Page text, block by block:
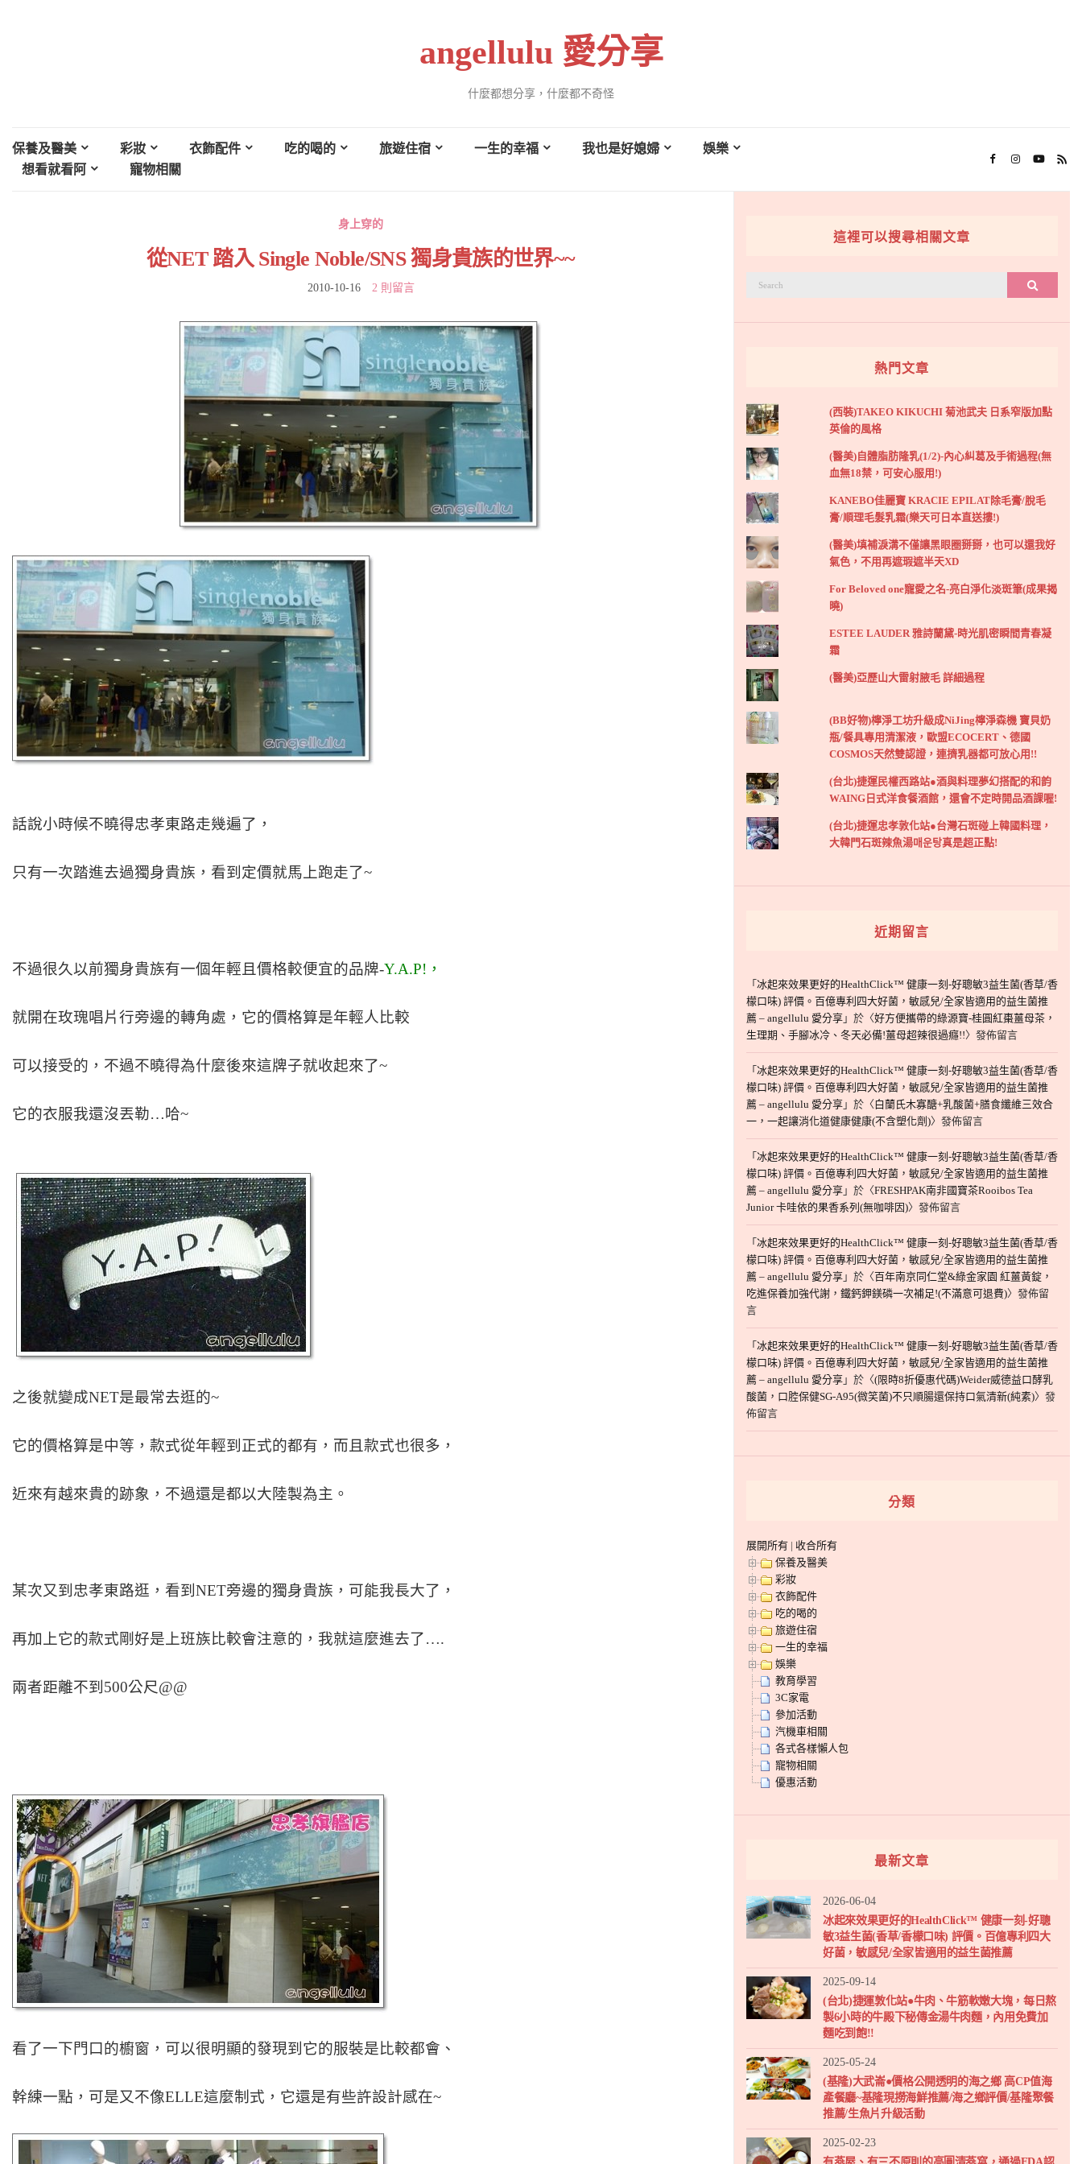
angellulu 愛分享
什麼都想分享，什麼都不奇怪
保養及醫美 彩妝 衣飾配件 吃的喝的 旅遊住宿 一生的幸福 我也是好媳婦
娛樂
想看就看阿
寵物相關
身上穿的
從NET 踏入 Single Noble/SNS 獨身貴族的世界~~
2010-10-16 2 則留言
話說小時候不曉得忠孝東路走幾遍了，
只有一次踏進去過獨身貴族，看到定價就馬上跑走了~
不過很久以前獨身貴族有一個年輕且價格較便宜的品牌-Y.A.P!，
就開在玫瑰唱片行旁邊的轉角處，它的價格算是年輕人比較
可以接受的，不過不曉得為什麼後來這牌子就收起來了~
它的衣服我還沒丟勒…哈~
之後就變成NET是最常去逛的~
它的價格算是中等，款式從年輕到正式的都有，而且款式也很多，
近來有越來貴的跡象，不過還是都以大陸製為主。
某次又到忠孝東路逛，看到NET旁邊的獨身貴族，可能我長大了，
再加上它的款式剛好是上班族比較會注意的，我就這麼進去了….
兩者距離不到500公尺@@
看了一下門口的櫥窗，可以很明顯的發現到它的服裝是比較都會、
幹練一點，可是又不像ELLE這麼制式，它還是有些許設計感在~
這裡可以搜尋相關文章
搜尋
熱門文章
(西裝)TAKEO KIKUCHI 菊池武夫 日系窄版加點
英倫的風格
(醫美)自體脂肪隆乳(1/2)-內心糾葛及手術過程(無
血無18禁，可安心服用!)
KANEBO佳麗寶 KRACIE EPILAT除毛膏/脫毛
膏/順理毛髮乳霜(樂天可日本直送摟!)
(醫美)填補淚溝不僅讓黑眼圈掰掰，也可以還我好
氣色，不用再遮瑕遮半天XD
For Beloved one寵愛之名-亮白淨化淡斑筆(成果揭
曉)
ESTEE LAUDER 雅詩蘭黛-時光肌密瞬間青春凝
霜
(醫美)亞歷山大雷射腋毛 詳細過程
(BB好物)檸淨工坊升級成NiJing檸淨森機 寶貝奶
瓶/餐具專用清潔液，歐盟ECOCERT、德國
COSMOS天然雙認證，連擠乳器都可放心用!!
(台北)捷運民權西路站●酒與料理夢幻搭配的和韵
WAING日式洋食餐酒館，還會不定時開品酒課喔!
(台北)捷運忠孝敦化站●台灣石斑碰上韓國料理，
大韓門石斑辣魚湯매운탕真是超正點!
近期留言
「 冰起來效果更好的HealthClick™ 健康一刻-好聰敏3益生菌(香草/香
檬口味) 評價。百億專利四大好菌，敏感兒/全家皆適用的益生菌推
薦 – angellulu 愛分享 」於〈好方便攜帶的綠源寶-桂圓紅棗薑母茶，
生理期、手腳冰冷、冬天必備!薑母超辣很過癮!!〉發佈留言
「 冰起來效果更好的HealthClick™ 健康一刻-好聰敏3益生菌(香草/香
檬口味) 評價。百億專利四大好菌，敏感兒/全家皆適用的益生菌推
薦 – angellulu 愛分享 」於〈白蘭氏木寡醣+乳酸菌+膳食纖維三效合
一，一起讓消化道健康健康(不含塑化劑)〉發佈留言
「 冰起來效果更好的HealthClick™ 健康一刻-好聰敏3益生菌(香草/香
檬口味) 評價。百億專利四大好菌，敏感兒/全家皆適用的益生菌推
薦 – angellulu 愛分享 」於〈FRESHPAK南非國寶茶Rooibos Tea
Junior 卡哇依的果香系列(無咖啡因)〉發佈留言
「 冰起來效果更好的HealthClick™ 健康一刻-好聰敏3益生菌(香草/香
檬口味) 評價。百億專利四大好菌，敏感兒/全家皆適用的益生菌推
薦 – angellulu 愛分享 」於〈百年南京同仁堂&綠金家園 紅薑黃錠，
吃進保養加強代謝，鐵鈣鉀鎂磷一次補足!(不滿意可退費)〉發佈留
言
「 冰起來效果更好的HealthClick™ 健康一刻-好聰敏3益生菌(香草/香
檬口味) 評價。百億專利四大好菌，敏感兒/全家皆適用的益生菌推
薦 – angellulu 愛分享 」於〈(限時8折優惠代碼)Weider威德益口酵乳
酸菌，口腔保健SG-A95(微笑菌)不只順腸還保持口氣清新(純素)〉發
佈留言
分類
展開所有 | 收合所有
保養及醫美
彩妝
衣飾配件
吃的喝的
旅遊住宿
一生的幸福
娛樂
教育學習
3C家電
參加活動
汽機車相關
各式各樣懶人包
寵物相關
優惠活動
最新文章
2026-06-04
冰起來效果更好的HealthClick™ 健康一刻-好聰
敏3益生菌(香草/香檬口味) 評價。百億專利四大
好菌，敏感兒/全家皆適用的益生菌推薦
2025-09-14
(台北)捷運敦化站●牛肉、牛筋軟嫩大塊，每日熬
製6小時的牛殿下秘傳金湯牛肉麵，內用免費加
麵吃到飽!!
2025-05-24
(基隆)大武崙●價格公開透明的海之鄉 高CP值海
產餐廳~基隆現撈海鮮推薦/海之鄉評價/基隆聚餐
推薦/生魚片升級活動
2025-02-23